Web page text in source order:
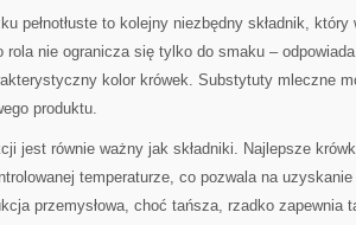
pełnotłuste to kolejny niezbędny składnik,
rola nie ogranicza się tylko do smaku –
kolor krówek. Substytuty mleczne
produktu.
jest równie ważny jak składniki. Najlepsze
temperaturze, co pozwala na
przemysłowa, choć tańsza, rzadko zapewnia